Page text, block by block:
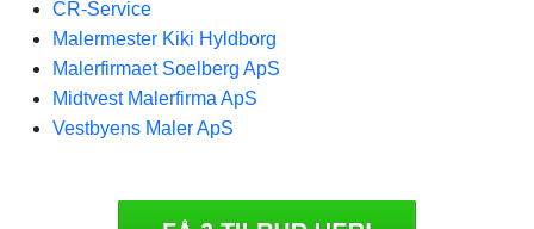
CR-Service
Malermester Kiki Hyldborg
Malerfirmaet Soelberg ApS
Midtvest Malerfirma ApS
Vestbyens Maler ApS